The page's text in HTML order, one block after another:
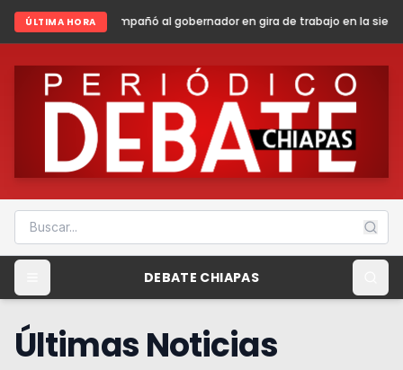
ÚLTIMA HORA
al gobernador en gira de trabajo en la sierra madre de Chiapas
DEBATE CHIAPAS
Últimas Noticias